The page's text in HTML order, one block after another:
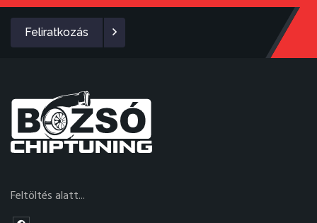
Feliratkozás
Feltöltés alatt...